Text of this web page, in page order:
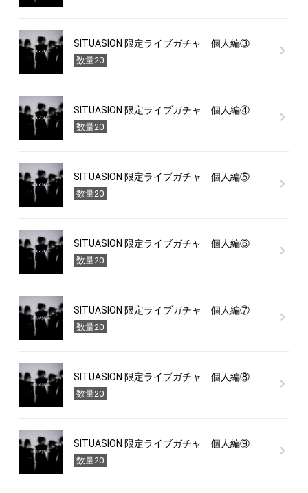
SITUASION 限定ライブガチャ 個人編③
数量20
SITUASION 限定ライブガチャ 個人編④
数量20
SITUASION 限定ライブガチャ 個人編⑤
数量20
SITUASION 限定ライブガチャ 個人編⑥
数量20
SITUASION 限定ライブガチャ 個人編⑦
数量20
SITUASION 限定ライブガチャ 個人編⑧
数量20
SITUASION 限定ライブガチャ 個人編⑨
数量20